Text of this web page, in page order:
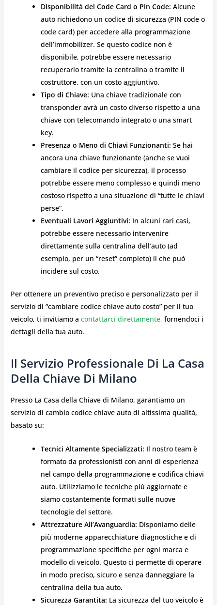
Disponibilità del Code Card o Pin Code: Alcune
auto richiedono un codice di sicurezza (PIN code o
code card) per accedere alla programmazione
dell’immobilizer. Se questo codice non è
disponibile, potrebbe essere necessario
recuperarlo tramite la centralina o tramite il
costruttore, con un costo aggiuntivo.
Tipo di Chiave: Una chiave tradizionale con
transponder avrà un costo diverso rispetto a una
chiave con telecomando integrato o una smart
key.
Presenza o Meno di Chiavi Funzionanti: Se hai
ancora una chiave funzionante (anche se vuoi
cambiare il codice per sicurezza), il processo
potrebbe essere meno complesso e quindi meno
costoso rispetto a una situazione di “tutte le chiavi
perse”.
Eventuali Lavori Aggiuntivi: In alcuni rari casi,
potrebbe essere necessario intervenire
direttamente sulla centralina dell’auto (ad
esempio, per un “reset” completo) il che può
incidere sul costo.
Per ottenere un preventivo preciso e personalizzato per il
servizio di “cambiare codice chiave auto costo” per il tuo
veicolo, ti invitiamo a contattarci direttamente, fornendoci i
dettagli della tua auto.
Il Servizio Professionale Di La Casa
Della Chiave Di Milano
Presso La Casa della Chiave di Milano, garantiamo un
servizio di cambio codice chiave auto di altissima qualità,
basato su:
Tecnici Altamente Specializzati: Il nostro team è
formato da professionisti con anni di esperienza
nel campo della programmazione e codifica chiavi
auto. Utilizziamo le tecniche più aggiornate e
siamo costantemente formati sulle nuove
tecnologie del settore.
Attrezzature All’Avanguardia: Disponiamo delle
più moderne apparecchiature diagnostiche e di
programmazione specifiche per ogni marca e
modello di veicolo. Questo ci permette di operare
in modo preciso, sicuro e senza danneggiare la
centralina della tua auto.
Sicurezza Garantita: La sicurezza del tuo veicolo è